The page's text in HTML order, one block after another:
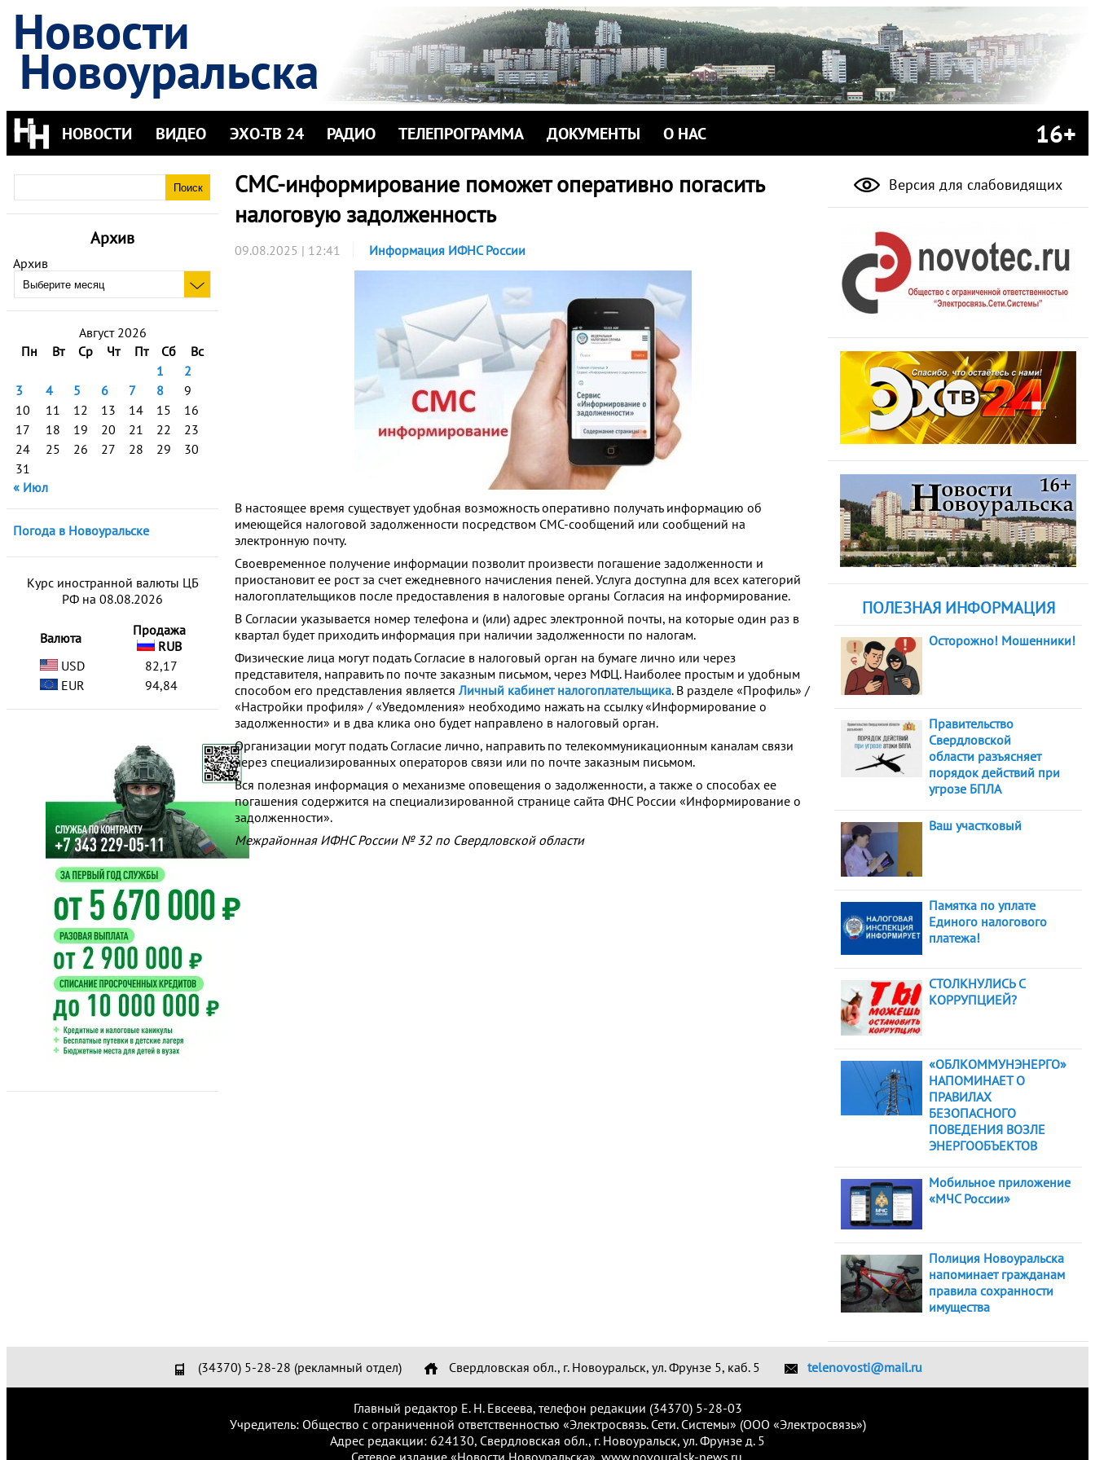
Новости
Новоуральска
НОВОСТИ ВИДЕО ЭХО-ТВ 24 РАДИО ТЕЛЕПРОГРАММА ДОКУМЕНТЫ О НАС 16+
Архив
Архив
Август 2026
Пн
Вт Ср Чт Пт Сб
Вс
1
2
3
4 5 6 7 8
9
10
11 12 13 14 15
16
17
18 19 20 21 22
23
24
25 26 27 28 29
30
31
« Июл
Погода в Новоуральске
Курс иностранной валюты ЦБ
РФ на 08.08.2026
Валюта
Продажа
RUB
USD
82,17
EUR
94,84
СМС-информирование поможет оперативно погасить
налоговую задолженность
09.08.2025 | 12:41 Информация ИФНС России
В настоящее время существует удобная возможность оперативно получать информацию об
имеющейся налоговой задолженности посредством СМС-сообщений или сообщений на
электронную почту.
Своевременное получение информации позволит произвести погашение задолженности и
приостановит ее рост за счет ежедневного начисления пеней. Услуга доступна для всех категорий
налогоплательщиков после предоставления в налоговые органы Согласия на информирование.
В Согласии указывается номер телефона и (или) адрес электронной почты, на которые один раз в
квартал будет приходить информация при наличии задолженности по налогам.
Физические лица могут подать Согласие в налоговый орган на бумаге лично или через
представителя, направить по почте заказным письмом, через МФЦ. Наиболее простым и удобным
способом его представления является Личный кабинет налогоплательщика. В разделе «Профиль» /
«Настройки профиля» / «Уведомления» необходимо нажать на ссылку «Информирование о
задолженности» и в два клика оно будет направлено в налоговый орган.
Организации могут подать Согласие лично, направить по телекоммуникационным каналам связи
через специализированных операторов связи или по почте заказным письмом.
Вся полезная информация о механизме оповещения о задолженности, а также о способах ее
погашения содержится на специализированной странице сайта ФНС России «Информирование о
задолженности».
Межрайонная ИФНС России № 32 по Свердловской области
Версия для слабовидящих
ПОЛЕЗНАЯ ИНФОРМАЦИЯ
Осторожно! Мошенники!
Правительство
Свердловской
области разъясняет
порядок действий при
угрозе БПЛА
Ваш участковый
Памятка по уплате
Единого налогового
платежа!
СТОЛКНУЛИСЬ С
КОРРУПЦИЕЙ?
«ОБЛКОММУНЭНЕРГО»
НАПОМИНАЕТ О
ПРАВИЛАХ
БЕЗОПАСНОГО
ПОВЕДЕНИЯ ВОЗЛЕ
ЭНЕРГООБЪЕКТОВ
Мобильное приложение
«МЧС России»
Полиция Новоуральска
напоминает гражданам
правила сохранности
имущества
(34370) 5-28-28 (рекламный отдел) Свердловская обл., г. Новоуральск, ул. Фрунзе 5, каб. 5 telenovosti@mail.ru
Главный редактор Е. Н. Евсеева, телефон редакции (34370) 5-28-03
Учредитель: Общество с ограниченной ответственностью «Электросвязь. Сети. Системы» (ООО «Электросвязь»)
Адрес редакции: 624130, Свердловская обл., г. Новоуральск, ул. Фрунзе д. 5